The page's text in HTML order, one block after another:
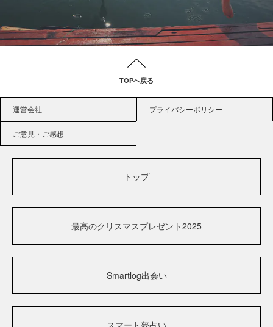
TOPへ戻る
運営会社 プライバシーポリシー
ご意見・ご感想
トップ
最高のクリスマスプレゼント2025
Smartlog出会い